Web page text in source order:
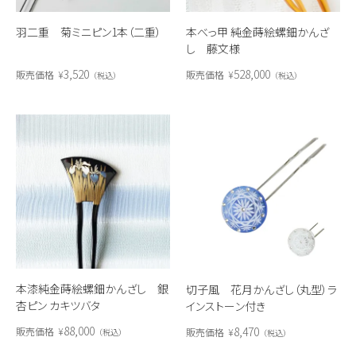
羽二重 菊ミニピン1本（二重）
販売価格 ¥3,520 税込
本べっ甲 純金蒔絵螺鈿かんざ
し 藤文様
販売価格 ¥528,000 税込
本漆純金蒔絵螺鈿かんざし 銀
杏ピン カキツバタ
販売価格 ¥88,000 税込
切子風 花月かんざし（丸型）ラ
インストーン付き
販売価格 ¥8,470 税込